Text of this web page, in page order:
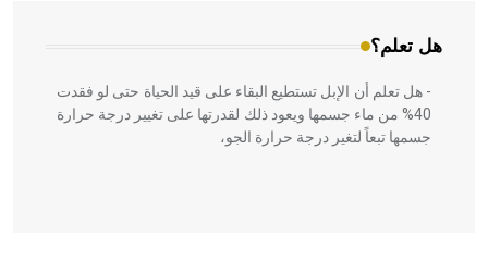
هل تعلم؟
- هل تعلم أن الإبل تستطيع البقاء على قيد الحياة حتى لو فقدت
40% من ماء جسمها ويعود ذلك لقدرتها على تغيير درجة حرارة
جسمها تبعاً لتغير درجة حرارة الجو،